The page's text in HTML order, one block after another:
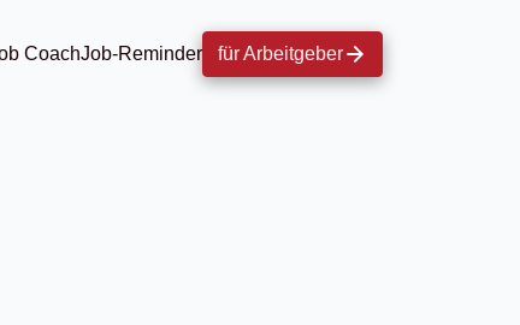
CoachJob-Reminder für Arbeitgeber